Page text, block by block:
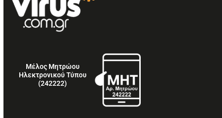
Μέλος Μητρώου
Ηλεκτρονικού Τύπου
(242222)